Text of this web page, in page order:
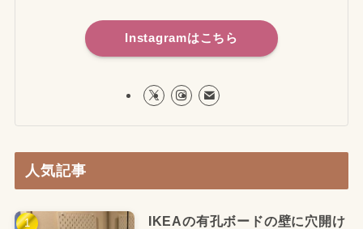
Instagramはこちら
人気記事
IKEAの有孔ボードの壁に穴開け